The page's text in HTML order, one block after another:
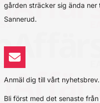
gården sträcker sig ända ner
Sannerud.
Anmäl dig till vårt nyhetsbrev.
Bli först med det senaste